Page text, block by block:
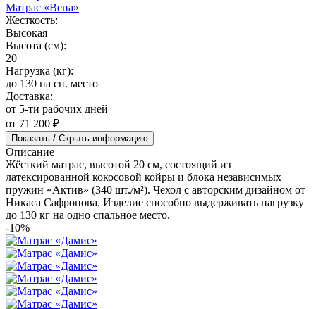
Матрас «Вена»
Жесткость:
Высокая
Высота (см):
20
Нагрузка (кг):
до 130 на сп. место
Доставка:
от 5-ти рабочих дней
от 71 200 ₽
Показать / Скрыть информацию
Описание
Жёсткий матрас, высотой 20 см, состоящий из
латексированной кокосовой койры и блока независимых
пружин «Актив» (340 шт./м²). Чехол с авторским дизайном от
Никаса Сафронова. Изделие способно выдерживать нагрузку
до 130 кг на одно спальное место.
-10%